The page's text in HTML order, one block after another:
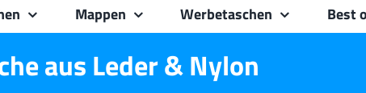
Mappen Werbetaschen Best
aus Leder & Nylon